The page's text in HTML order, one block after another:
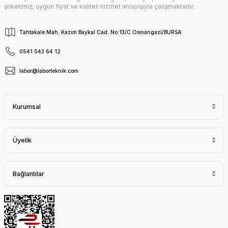
şirketimiz, uygun fiyat ve kaliteli hizmet anlayışıyla çalışmaktadır.
Tahtakale Mah. Kazım Baykal Cad. No:13/C Osmangazi/BURSA
0541 543 64 12
labor@laborteknik.com
Kurumsal
Üyelik
Bağlantılar